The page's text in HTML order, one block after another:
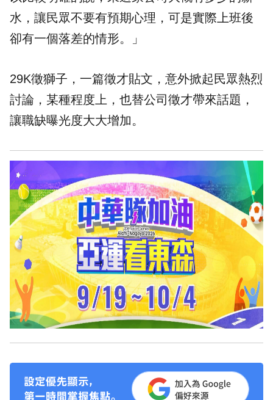
水，讓民眾不要有預期心理，可是實際上班後
卻有一個落差的情形。」
29K徵獅子，一篇徵才貼文，意外掀起民眾熱烈
討論，某種程度上，也替公司徵才帶來話題，
讓職缺曝光度大大增加。